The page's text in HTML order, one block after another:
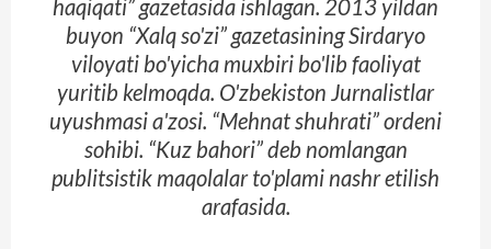
haqiqati” gazetasida ishlagan. 2013 yildan
buyon “Xalq so'zi” gazetasining Sirdaryo
viloyati bo'yicha muxbiri bo'lib faoliyat
yuritib kelmoqda. O'zbekiston Jurnalistlar
uyushmasi a'zosi. “Mehnat shuhrati” ordeni
sohibi. “Kuz bahori” deb nomlangan
publitsistik maqolalar to'plami nashr etilish
arafasida.